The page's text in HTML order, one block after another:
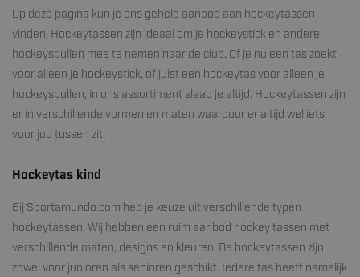
Op deze pagina kun je ons gehele aanbod aan hockeytassen
vinden. Hockeytassen zijn ideaal om je hockeystick en andere
hockeyspullen mee te nemen naar de club. Of je nu een tas zoekt
voor alleen je hockeystick, of juist een hockeytas voor alleen je
hockeyspullen, in ons assortiment slaag je altijd. Hockeytassen zijn
er in verschillende vormen en maten waardoor er altijd wel iets
voor jou tussen zit.
Hockeytas kind
Bij Sportamundo.com heb je keuze uit verschillende typen
hockeytassen. Wij hebben een ruim aanbod hockey tassen met
verschillende maten, designs en kleuren. De hockeytassen zijn
zowel voor junioren als senioren geschikt. Iedere tas heeft namelijk